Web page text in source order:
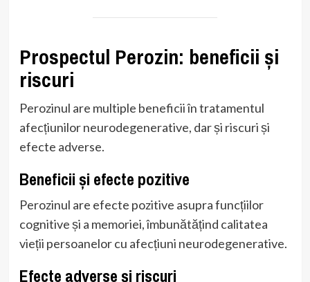
Prospectul Perozin: beneficii și
riscuri
Perozinul are multiple beneficii în tratamentul
afecțiunilor neurodegenerative, dar și riscuri și
efecte adverse.
Beneficii și efecte pozitive
Perozinul are efecte pozitive asupra funcțiilor
cognitive și a memoriei, îmbunătățind calitatea
vieții persoanelor cu afecțiuni neurodegenerative.
Efecte adverse și riscuri